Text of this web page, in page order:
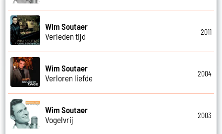
Wim Soutaer
Verleden tijd
2011
Wim Soutaer
Verloren liefde
2004
Wim Soutaer
Vogelvrij
2003